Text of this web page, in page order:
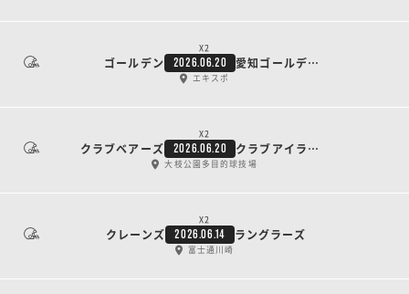
X2
ゴールデン 2026.06.20 愛知ゴールデンウイングス
エキスポ
X2
クラブベアーズ 2026.06.20 クラブアイランズ
大枝公園多目的球技場
X2
クレーンズ 2026.06.14 ラングラーズ
富士通川崎